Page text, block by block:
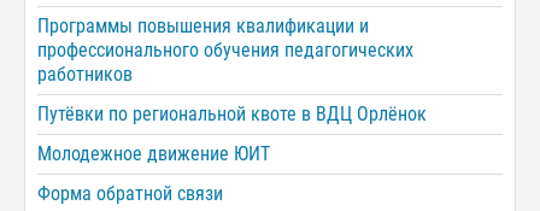
Программы повышения квалификации и
профессионального обучения педагогических
работников
Путёвки по региональной квоте в ВДЦ Орлёнок
Молодежное движение ЮИТ
Форма обратной связи